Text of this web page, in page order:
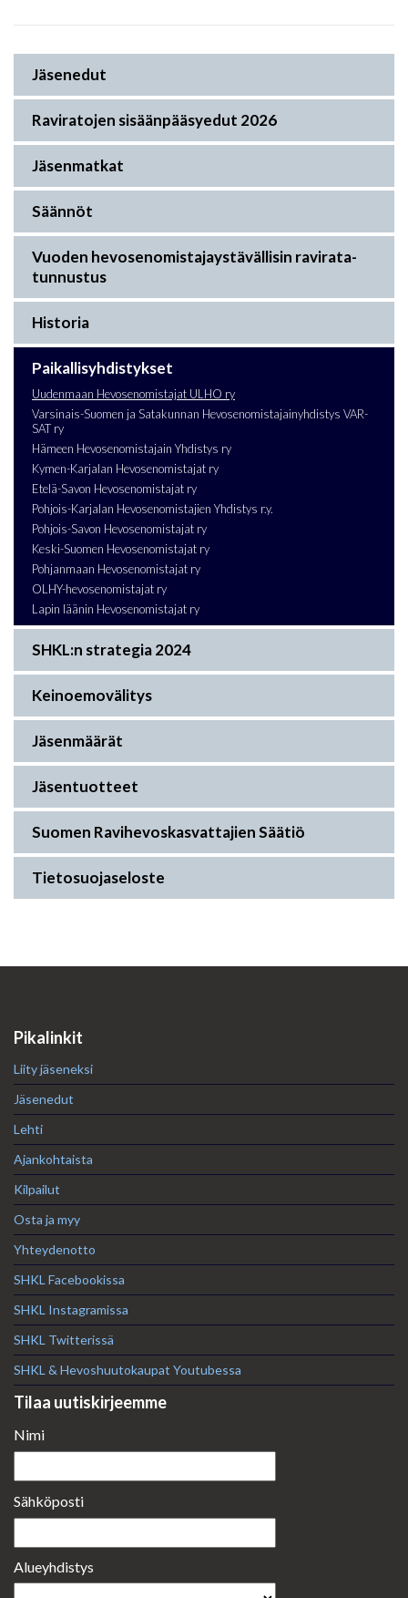
Jäsenedut
Raviratojen sisäänpääsyedut 2026
Jäsenmatkat
Säännöt
Vuoden hevosenomistajaystävällisin ravirata-
tunnustus
Historia
Paikallisyhdistykset
Uudenmaan Hevosenomistajat ULHO ry
Varsinais-Suomen ja Satakunnan Hevosenomistajainyhdistys VAR-
SAT ry
Hämeen Hevosenomistajain Yhdistys ry
Kymen-Karjalan Hevosenomistajat ry
Etelä-Savon Hevosenomistajat ry
Pohjois-Karjalan Hevosenomistajien Yhdistys r.y.
Pohjois-Savon Hevosenomistajat ry
Keski-Suomen Hevosenomistajat ry
Pohjanmaan Hevosenomistajat ry
OLHY-hevosenomistajat ry
Lapin läänin Hevosenomistajat ry
SHKL:n strategia 2024
Keinoemovälitys
Jäsenmäärät
Jäsentuotteet
Suomen Ravihevoskasvattajien Säätiö
Tietosuojaseloste
Pikalinkit
Liity jäseneksi
Jäsenedut
Lehti
Ajankohtaista
Kilpailut
Osta ja myy
Yhteydenotto
SHKL Facebookissa
SHKL Instagramissa
SHKL Twitterissä
SHKL & Hevoshuutokaupat Youtubessa
Tilaa uutiskirjeemme
Nimi
Sähköposti
Alueyhdistys